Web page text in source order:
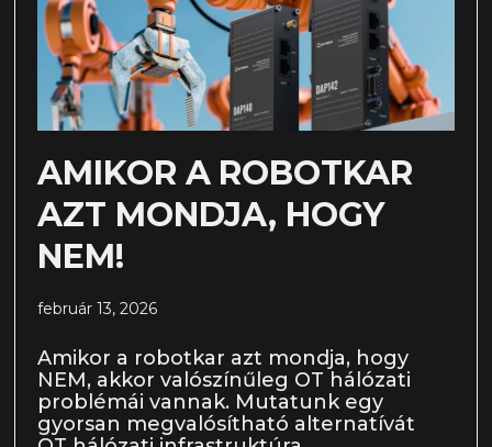
AMIKOR A ROBOTKAR
AZT MONDJA, HOGY
NEM!
február 13, 2026
Amikor a robotkar azt mondja, hogy
NEM, akkor valószínűleg OT hálózati
problémái vannak. Mutatunk egy
gyorsan megvalósítható alternatívát